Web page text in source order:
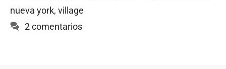
nueva york, village
2 comentarios